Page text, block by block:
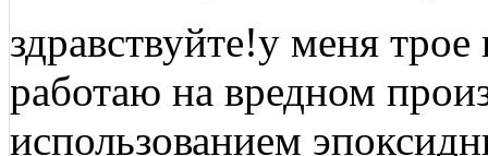
здравствуйте!у меня
работаю на вредном
использованием